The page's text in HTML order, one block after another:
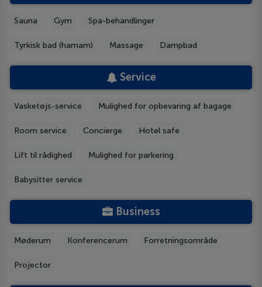
Sauna Gym Spa-behandlinger
Tyrkisk bad (hamam) Massage Dampbad
Service
Vasketøjs-service Mulighed for opbevaring af bagage
Room service Concierge Hotel safe
Lift til rådighed Mulighed for parkering
Babysitter service
Business
Møderum Konferencerum Forretningsområde
Projector